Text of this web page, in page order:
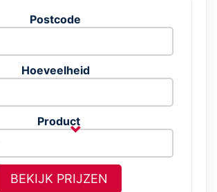
Postcode
Hoeveelheid
Product
BEKIJK PRIJZEN